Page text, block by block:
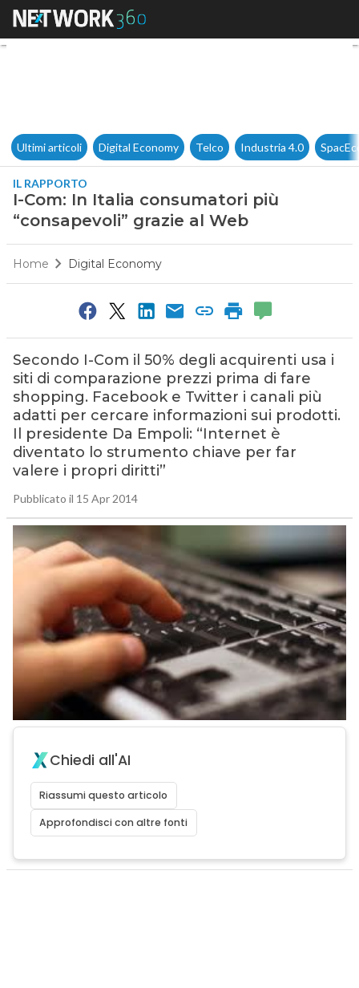
I-Com: In Italia consumatori
Ultimi articoli Digital Economy Telco Industria 4.0
IL RAPPORTO
I-Com: In Italia consumatori più
“consapevoli” grazie al Web
Home Digital Economy
Secondo I-Com il 50% degli acquirenti usa i
siti di comparazione prezzi prima di fare
shopping. Facebook e Twitter i canali più
adatti per cercare informazioni sui prodotti.
Il presidente Da Empoli: “Internet è
diventato lo strumento chiave per far
valere i propri diritti”
Pubblicato il 15 Apr 2014
Chiedi all'AI
Riassumi questo articolo
Approfondisci con altre fonti